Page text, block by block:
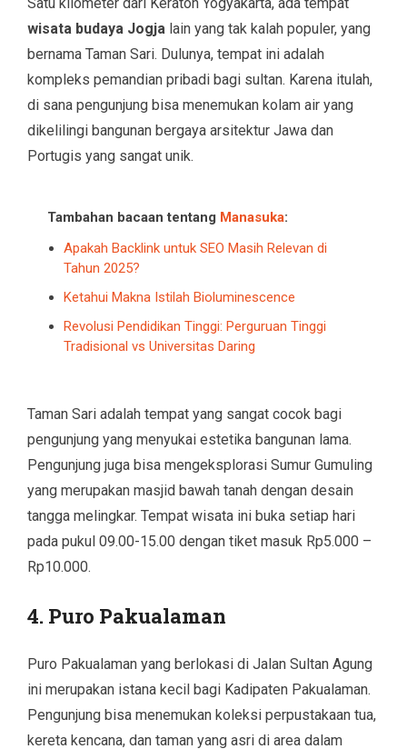
wisata budaya Jogja lain yang tak kalah populer, yang
bernama Taman Sari. Dulunya, tempat ini adalah
kompleks pemandian pribadi bagi sultan. Karena itulah,
di sana pengunjung bisa menemukan kolam air yang
dikelilingi bangunan bergaya arsitektur Jawa dan
Portugis yang sangat unik.
Tambahan bacaan tentang Manasuka:
Apakah Backlink untuk SEO Masih Relevan di
Tahun 2025?
Ketahui Makna Istilah Bioluminescence
Revolusi Pendidikan Tinggi: Perguruan Tinggi
Tradisional vs Universitas Daring
Taman Sari adalah tempat yang sangat cocok bagi
pengunjung yang menyukai estetika bangunan lama.
Pengunjung juga bisa mengeksplorasi Sumur Gumuling
yang merupakan masjid bawah tanah dengan desain
tangga melingkar. Tempat wisata ini buka setiap hari
pada pukul 09.00-15.00 dengan tiket masuk Rp5.000 –
Rp10.000.
4. Puro Pakualaman
Puro Pakualaman yang berlokasi di Jalan Sultan Agung
ini merupakan istana kecil bagi Kadipaten Pakualaman.
Pengunjung bisa menemukan koleksi perpustakaan tua,
kereta kencana, dan taman yang asri di area dalam